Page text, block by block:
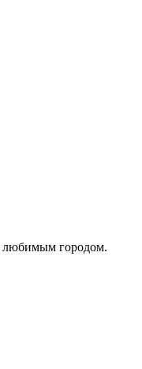
любимым городом.